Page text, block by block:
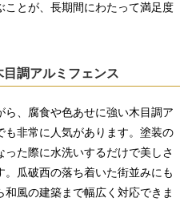
ことが、長期間にわたって満足度
調アルミフェンス
、腐食や色あせに強い木目調ア
も非常に人気があります。塗装の
た際に水洗いするだけで美しさ
瓜破西の落ち着いた街並みにも
風の建築まで幅広く対応できま